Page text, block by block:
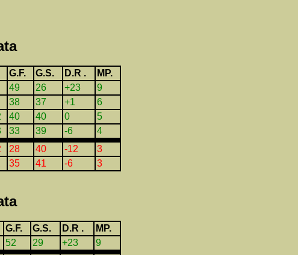
G.F. G.S. D.R .
MP.
49 26 +23
9
38 37 +1
6
40 40 0
5
33 39 -6
4
28 40 -12
3
35 41 -6 3
G.F. G.S. D.R .
MP.
52 29 +23
9